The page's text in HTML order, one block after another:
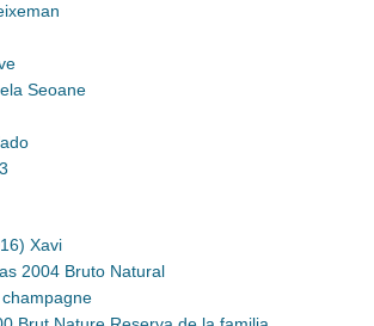
Seoane
Xavi
2004 Bruto Natural